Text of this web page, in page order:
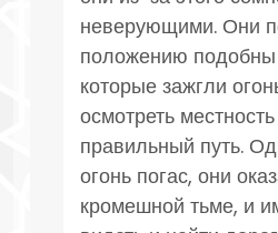
неверующими. Они
положению
которые зажгли
осмотреть
правильный путь.
огонь погас, они
кромешной тьме, и